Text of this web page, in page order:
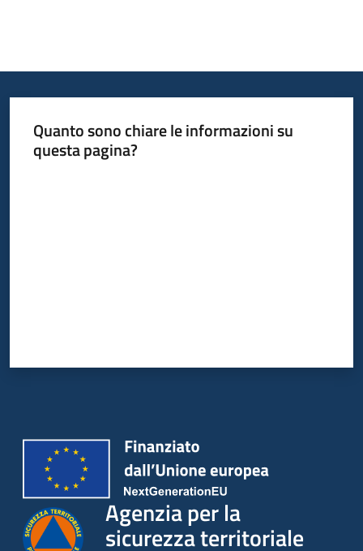
Quanto sono chiare le informazioni su
questa pagina?
Agenzia per la
sicurezza territoriale